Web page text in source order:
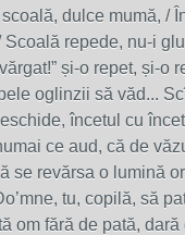
dulce mumă, /
Scoală repede, nu-i
și-o repet, și-o
oglinzii să văd...
încetul cu
ce aud, că de
se revărsa o lumină
tu, copilă, să
om fără de pată, dară